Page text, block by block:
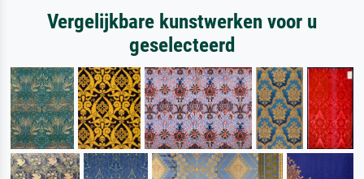
Vergelijkbare kunstwerken voor u
geselecteerd